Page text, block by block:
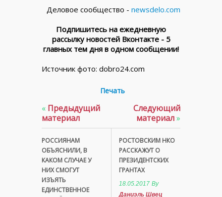
Деловое сообщество - newsdelo.com
Подпишитесь на ежедневную
рассылку новостей Вконтакте - 5
главных тем дня в одном сообщении!
Источник фото: dobro24.com
Печать
« Предыдущий
материал
РОССИЯНАМ
ОБЪЯСНИЛИ, В
КАКОМ СЛУЧАЕ У
НИХ СМОГУТ
ИЗЪЯТЬ
ЕДИНСТВЕННОЕ
Следующий
материал»
РОСТОВСКИМ НКО
РАССКАЖУТ О
ПРЕЗИДЕНТСКИХ
ГРАНТАХ
18.05.2017 By
Даниэль Швец